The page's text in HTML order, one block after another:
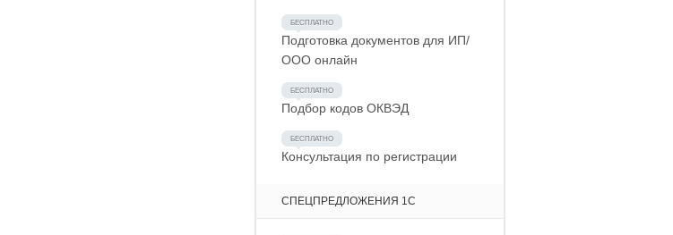
Подготовка документов для ИП/
ООО онлайн
Подбор кодов ОКВЭД
Консультация по регистрации
СПЕЦПРЕДЛОЖЕНИЯ 1С